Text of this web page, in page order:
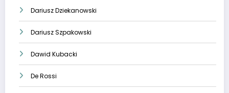
Dariusz Dziekanowski
Dariusz Szpakowski
Dawid Kubacki
De Rossi